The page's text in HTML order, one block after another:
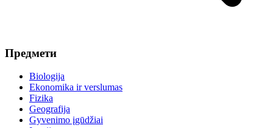
Предмети
Biologija
Ekonomika ir verslumas
Fizika
Geografija
Gyvenimo įgūdžiai